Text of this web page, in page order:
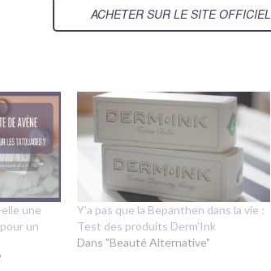
ACHETER SUR LE SITE OFFICIEL
une
un
Y’a pas que la Bepanthen dans la vie :
Test des produits Derm’Ink
Dans "Beauté Alternative"